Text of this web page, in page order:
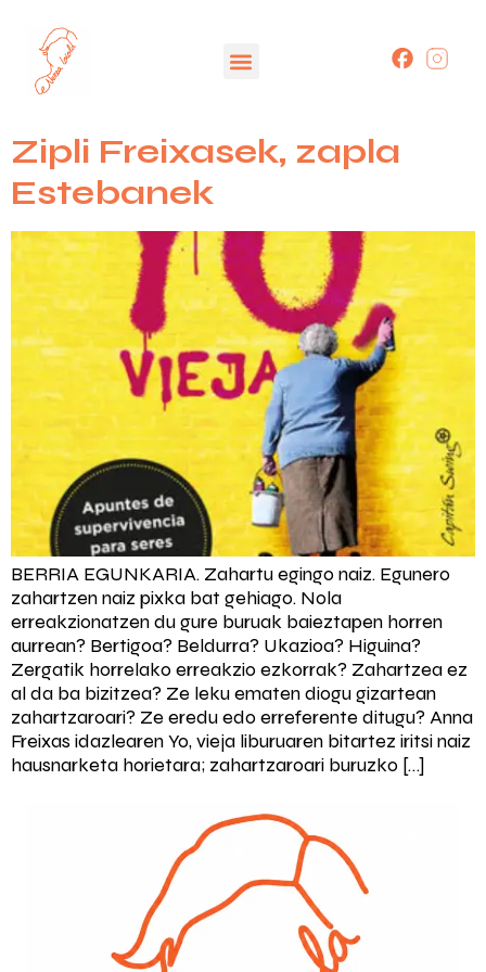
Zipli Freixasek, zapla
Estebanek
BERRIA EGUNKARIA. Zahartu egingo naiz. Egunero
zahartzen naiz pixka bat gehiago. Nola
erreakzionatzen du gure buruak baieztapen horren
aurrean? Bertigoa? Beldurra? Ukazioa? Higuina?
Zergatik horrelako erreakzio ezkorrak? Zahartzea ez
al da ba bizitzea? Ze leku ematen diogu gizartean
zahartzaroari? Ze eredu edo erreferente ditugu? Anna
Freixas idazlearen Yo, vieja liburuaren bitartez iritsi naiz
hausnarketa horietara; zahartzaroari buruzko […]